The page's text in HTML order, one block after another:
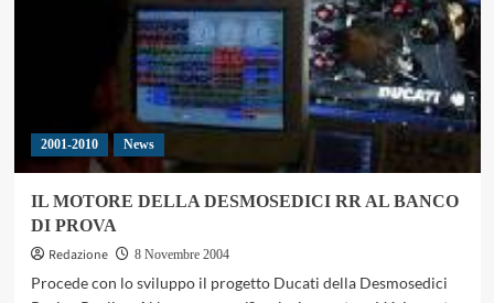
2001-2010 News
IL MOTORE DELLA DESMOSEDICI RR AL BANCO
DI PROVA
Redazione
8 Novembre 2004
Procede con lo sviluppo il progetto Ducati della Desmosedici